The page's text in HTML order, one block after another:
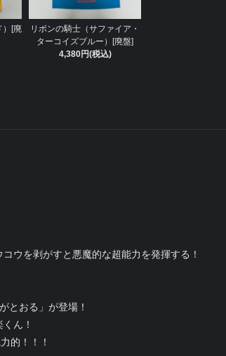
）[廃
リボンの騎士（サファイア・
ターコイズブルー）[廃盤]
4,380円(税込)
ウを剥がすと悪魔的な超能力を発揮する！
とおる」が登場！
ん！
的！！！